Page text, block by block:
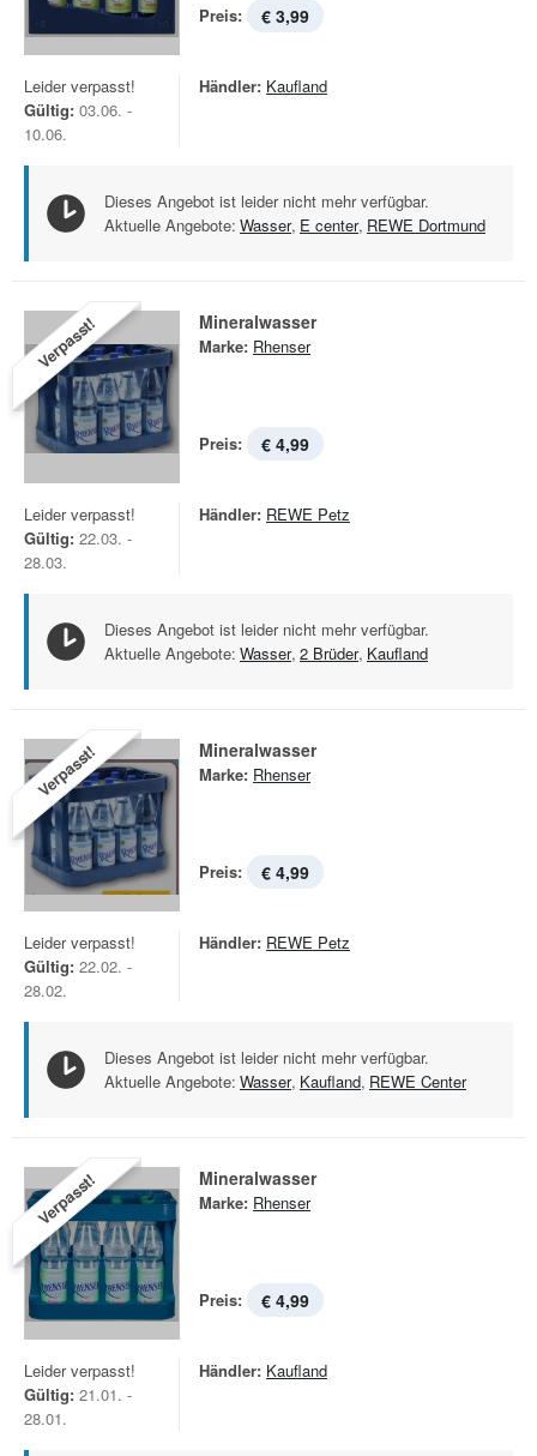
Preis: € 3,99
Leider verpasst!
Gültig: 03.06. -
10.06.
Händler: Kaufland
Dieses Angebot ist leider nicht mehr verfügbar.
Aktuelle Angebote: Wasser, E center, REWE Dortmund
Verpasst! Mineralwasser
Marke: Rhenser
Preis: € 4,99
Leider verpasst!
Gültig: 22.03. -
28.03.
Händler: REWE Petz
Dieses Angebot ist leider nicht mehr verfügbar.
Aktuelle Angebote: Wasser, 2 Brüder, Kaufland
Verpasst! Mineralwasser
Marke: Rhenser
Preis: € 4,99
Leider verpasst!
Gültig: 22.02. -
28.02.
Händler: REWE Petz
Dieses Angebot ist leider nicht mehr verfügbar.
Aktuelle Angebote: Wasser, Kaufland, REWE Center
Verpasst! Mineralwasser
Marke: Rhenser
Preis: € 4,99
Leider verpasst!
Gültig: 21.01. -
28.01.
Händler: Kaufland